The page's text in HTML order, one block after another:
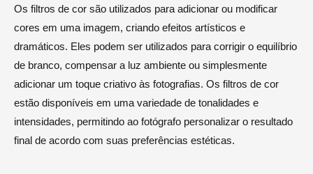
Os filtros de cor são utilizados para adicionar ou modificar
cores em uma imagem, criando efeitos artísticos e
dramáticos. Eles podem ser utilizados para corrigir o equilíbrio
de branco, compensar a luz ambiente ou simplesmente
adicionar um toque criativo às fotografias. Os filtros de cor
estão disponíveis em uma variedade de tonalidades e
intensidades, permitindo ao fotógrafo personalizar o resultado
final de acordo com suas preferências estéticas.